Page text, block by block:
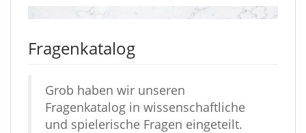
Fragenkatalog
Grob haben wir unseren
Fragenkatalog in wissenschaftliche
und spielerische Fragen eingeteilt.